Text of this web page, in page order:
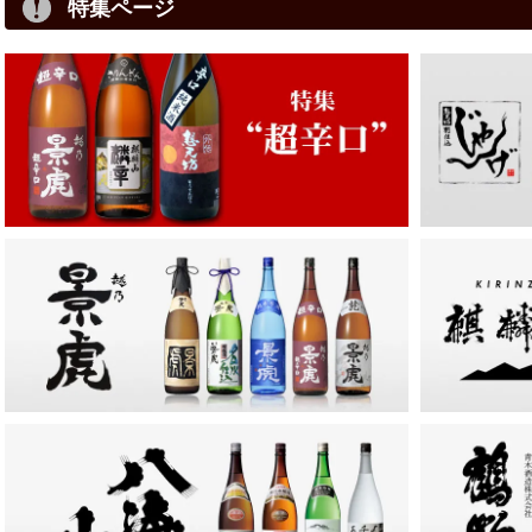
特集ページ